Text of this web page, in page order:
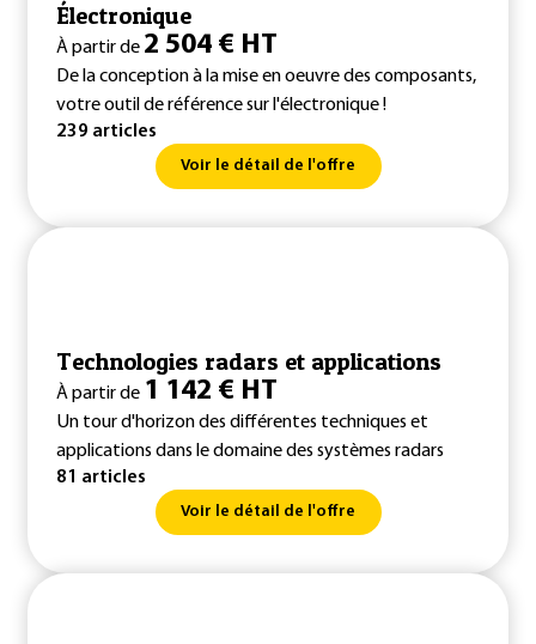
Électronique
À partir de 2 504 € HT
De la conception à la mise en oeuvre des composants,
votre outil de référence sur l'électronique !
239 articles
Voir le détail de l'offre
Technologies radars et applications
À partir de 1 142 € HT
Un tour d'horizon des différentes techniques et
applications dans le domaine des systèmes radars
81 articles
Voir le détail de l'offre